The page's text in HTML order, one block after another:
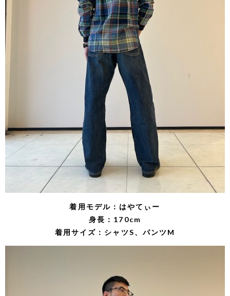
着用モデル：はやてぃー
身長：170cm
着用サイズ：シャツS、パンツM